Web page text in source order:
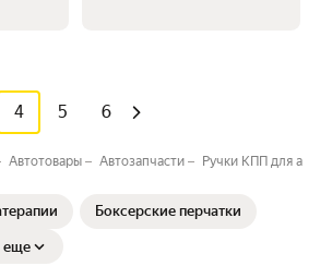
4 5 6
Автотовары Автозапчасти Ручки КПП для
Боксерские перчатки
еще